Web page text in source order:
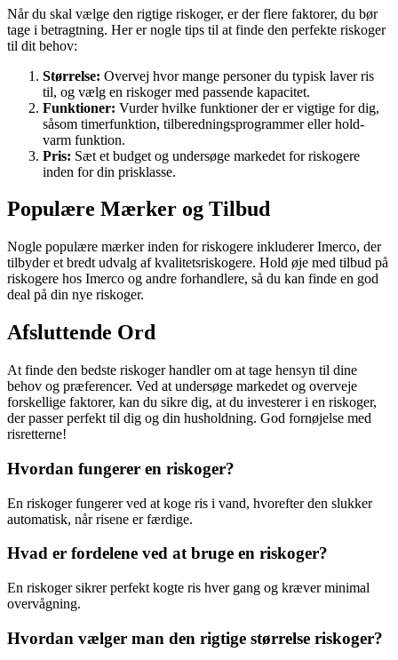
Når du skal vælge den rigtige riskoger, er der flere faktorer, du bør
tage i betragtning. Her er nogle tips til at finde den perfekte riskoger
til dit behov:
Størrelse: Overvej hvor mange personer du typisk laver ris
til, og vælg en riskoger med passende kapacitet.
Funktioner: Vurder hvilke funktioner der er vigtige for dig,
såsom timerfunktion, tilberedningsprogrammer eller hold-
varm funktion.
Pris: Sæt et budget og undersøge markedet for riskogere
inden for din prisklasse.
Populære Mærker og Tilbud
Nogle populære mærker inden for riskogere inkluderer Imerco, der
tilbyder et bredt udvalg af kvalitetsriskogere. Hold øje med tilbud på
riskogere hos Imerco og andre forhandlere, så du kan finde en god
deal på din nye riskoger.
Afsluttende Ord
At finde den bedste riskoger handler om at tage hensyn til dine
behov og præferencer. Ved at undersøge markedet og overveje
forskellige faktorer, kan du sikre dig, at du investerer i en riskoger,
der passer perfekt til dig og din husholdning. God fornøjelse med
risretterne!
Hvordan fungerer en riskoger?
En riskoger fungerer ved at koge ris i vand, hvorefter den slukker
automatisk, når risene er færdige.
Hvad er fordelene ved at bruge en riskoger?
En riskoger sikrer perfekt kogte ris hver gang og kræver minimal
overvågning.
Hvordan vælger man den rigtige størrelse riskoger?